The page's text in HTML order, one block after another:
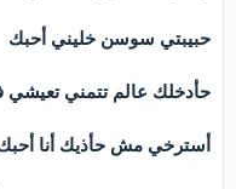
حبيبتي سوسن خليني أحبك
حأدخلك عالم تتمني
أسترخي مش حأذيك أنا